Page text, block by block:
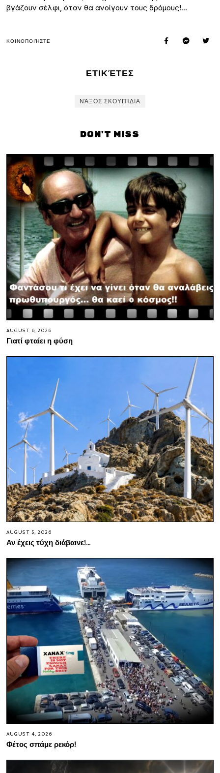
βγάζουν σέλφι, όταν θα ανοίγουν τους δρόμους!…
ΚΟΙΝΟΠΟΙΉΣΤΕ
ΕΤΙΚΈΤΕΣ
ΝΆΞΟΣ ΣΚΟΥΠΊΔΙΑ
DON'T MISS
AUGUST 6, 2026
Γιατί φταίει η φύση
AUGUST 5, 2026
Αν έχεις τύχη διάβαινε!…
AUGUST 4, 2026
Φέτος σπάμε ρεκόρ!